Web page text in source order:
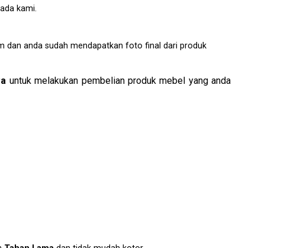
kami.
dan anda sudah mendapatkan foto final dari produk
untuk melakukan pembelian produk mebel yang anda